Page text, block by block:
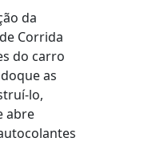
da
Corrida
do carro
as
lo,
abre